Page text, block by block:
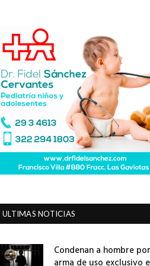
ULTIMAS NOTICIAS
Condenan a hombre
arma de uso exclusivo